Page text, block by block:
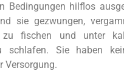
Bedingungen hilflos
sie gezwungen,
fischen und unter
schlafen. Sie haben
Versorgung.